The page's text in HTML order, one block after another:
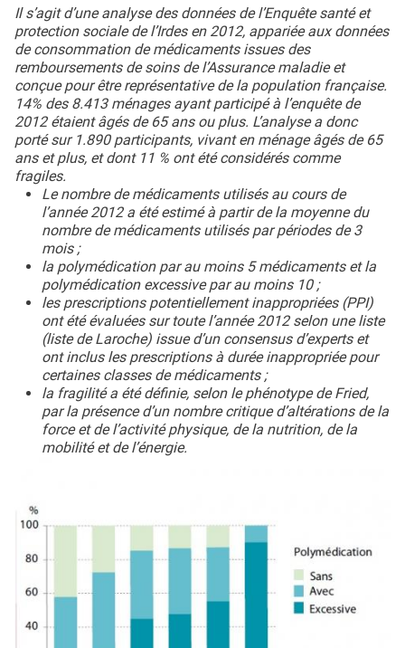
Il s’agit d’une analyse des données de l’Enquête santé et
protection sociale de l’Irdes en 2012, appariée aux données
de consommation de médicaments issues des
remboursements de soins de l’Assurance maladie et
conçue pour être représentative de la population française.
14% des 8.413 ménages ayant participé à l’enquête de
2012 étaient âgés de 65 ans ou plus. L’analyse a donc
porté sur 1.890 participants, vivant en ménage âgés de 65
ans et plus, et dont 11 % ont été considérés comme
fragiles.
Le nombre de médicaments utilisés au cours de
l’année 2012 a été estimé à partir de la moyenne du
nombre de médicaments utilisés par périodes de 3
mois ;
la polymédication par au moins 5 médicaments et la
polymédication excessive par au moins 10 ;
les prescriptions potentiellement inappropriées (PPI)
ont été évaluées sur toute l’année 2012 selon une liste
(liste de Laroche) issue d’un consensus d’experts et
ont inclus les prescriptions à durée inappropriée pour
certaines classes de médicaments ;
la fragilité a été définie, selon le phénotype de Fried,
par la présence d’un nombre critique d’altérations de la
force et de l’activité physique, de la nutrition, de la
mobilité et de l’énergie.